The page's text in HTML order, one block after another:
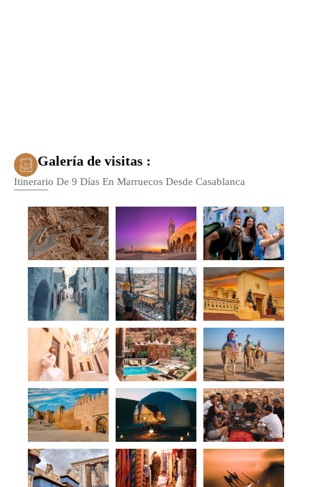
Galería de visitas :
Itinerario De 9 Días En Marruecos Desde Casablanca